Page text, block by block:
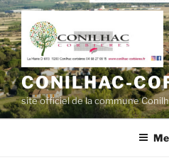
Aller
au
contenu
principal
CONILHAC-
site officiel de la commune